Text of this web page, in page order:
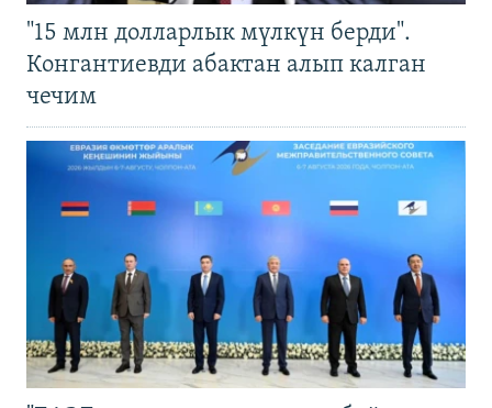
"15 млн долларлык мүлкүн берди".
Конгантиевди абактан алып калган
чечим